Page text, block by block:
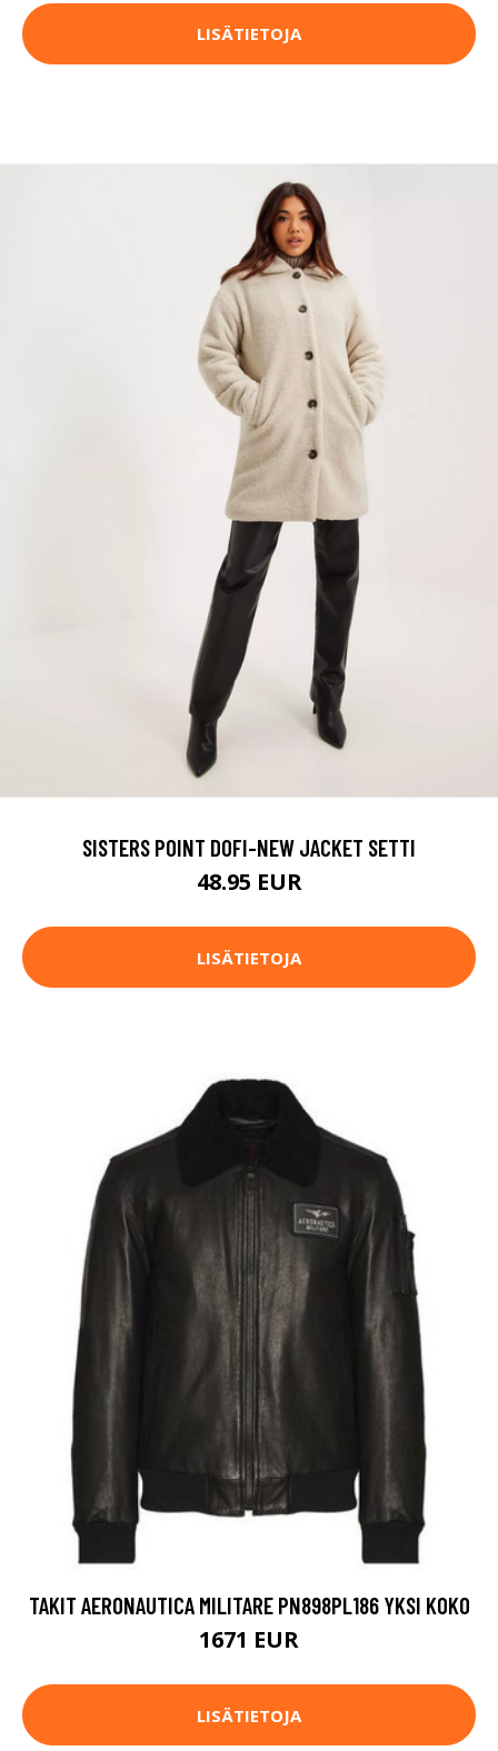
LISÄTIETOJA
SISTERS POINT DOFI-NEW JACKET SETTI
48.95 EUR
LISÄTIETOJA
TAKIT AERONAUTICA MILITARE PN898PL186 YKSI KOKO
1671 EUR
LISÄTIETOJA